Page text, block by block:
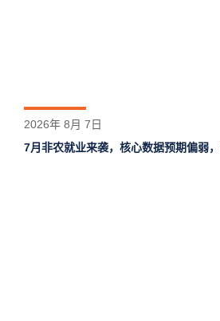
2026年 8月 7日
7月非农就业来袭，核心数据预期偏弱